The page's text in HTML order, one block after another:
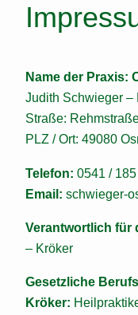
Name der Praxis:
Judith Schwieger –
Straße:
PLZ / Ort: 49080
Telefon: 0541 /
Email: schwieger-
Verantwortlich für
– Kröker
Gesetzliche
Kröker: